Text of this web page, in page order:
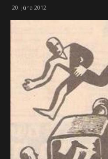
20. júna 2012